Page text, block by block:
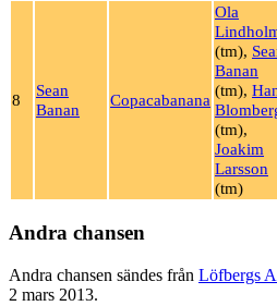
8
Sean
Banan
Copacabanana
Ola
(tm),
Banan
(tm),
(tm),
Joakim
Larsson
(tm)
Andra chansen
Andra chansen sändes från Löfbergs
2 mars 2013.